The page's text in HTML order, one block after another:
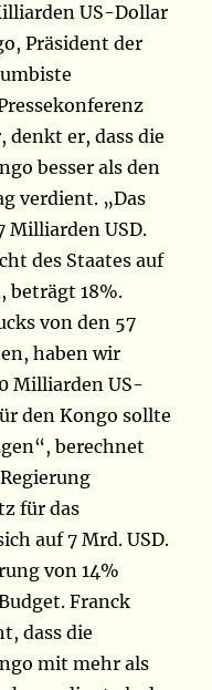
US-Dollar
Präsident der
denkt er, dass die
besser als den
verdient. „Das
Milliarden USD.
des Staates auf
beträgt 18%.
von den 57
haben wir
Milliarden US-
den Kongo sollte
berechnet
für das
auf 7 Mrd. USD.
von 14%
Franck
dass die
mit mehr als